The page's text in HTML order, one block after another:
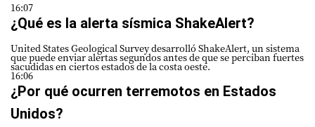
16:07
¿Qué es la alerta sísmica ShakeAlert?
United States Geological Survey desarrolló ShakeAlert, un sistema
que puede enviar alertas segundos antes de que se perciban fuertes
sacudidas en ciertos estados de la costa oeste.
16:06
¿Por qué ocurren terremotos en Estados
Unidos?